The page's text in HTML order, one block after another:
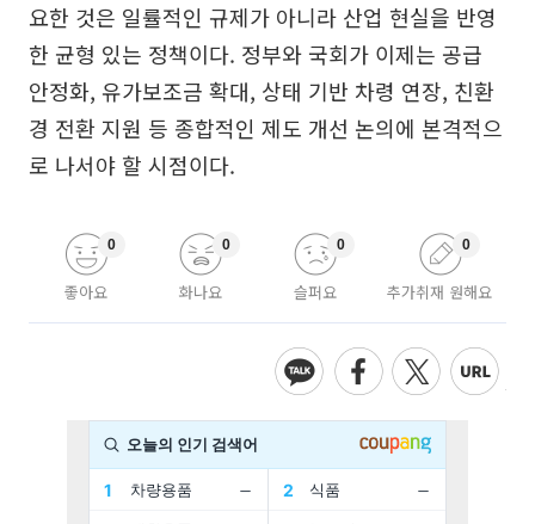
요한 것은 일률적인 규제가 아니라 산업 현실을 반영
한 균형 있는 정책이다. 정부와 국회가 이제는 공급
안정화, 유가보조금 확대, 상태 기반 차령 연장, 친환
경 전환 지원 등 종합적인 제도 개선 논의에 본격적으
로 나서야 할 시점이다.
좋아요
0
화나요
0
슬퍼요
0
추가취재 원해요
0